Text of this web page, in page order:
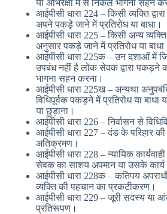
या अभिरक्षा में से निकल भागना सहन
आईपीसी धारा 224 – किसी व्यक्ति
अपने पकड़े जाने में प्रतिरोध या बाधा।
आईपीसी धारा 225 – किसी अन्य
अनुसार पकड़े जाने में प्रतिरोध या
आईपीसी धारा 225क – उन दशाओं में
उपबंध नहीं है लोक सेवक द्वारा पकड़ने
भागना सहन करना।
आईपीसी धारा 225ख – अन्यथा
विधिपूर्वक पकड़ने में प्रतिरोध या बाधा
या छुड़ाना।
आईपीसी धारा 226 – निर्वासन से
आईपीसी धारा 227 – दंड के परिहार की
अतिक्रमण।
आईपीसी धारा 228 – न्यायिक
सेवक का साशय अपमान या उसके कार्य
आईपीसी धारा 228क – कतिपय
व्यक्ति की पहचान का प्रकटीकरण।
आईपीसी धारा 229 – जूरी सदस्य या
प्रतिरूपण।